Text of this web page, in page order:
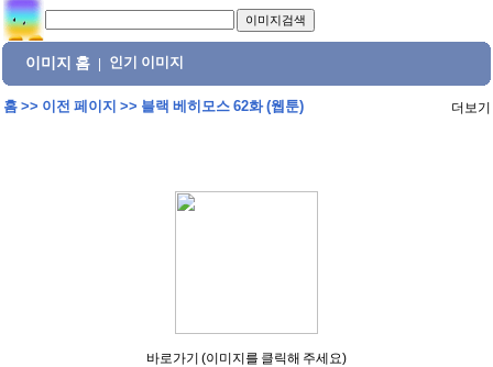
이미지 홈 인기 이미지
홈>> 이전 페이지 >> 블랙 베히모스 62화 (웹툰) 더보기
바로가기 (이미지를 클릭해 주세요)